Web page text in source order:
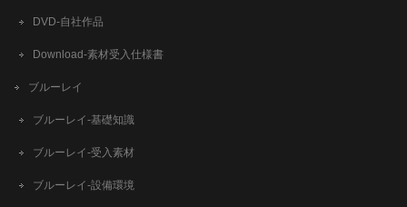
DVD-自社作品
​Download-素材受入仕様書
ブルーレイ
ブルーレイ-基礎知識
ブルーレイ-受入素材
ブルーレイ-設備環境